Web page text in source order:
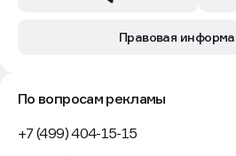
Правовая
По вопросам рекламы
+7 (499) 404-15-15